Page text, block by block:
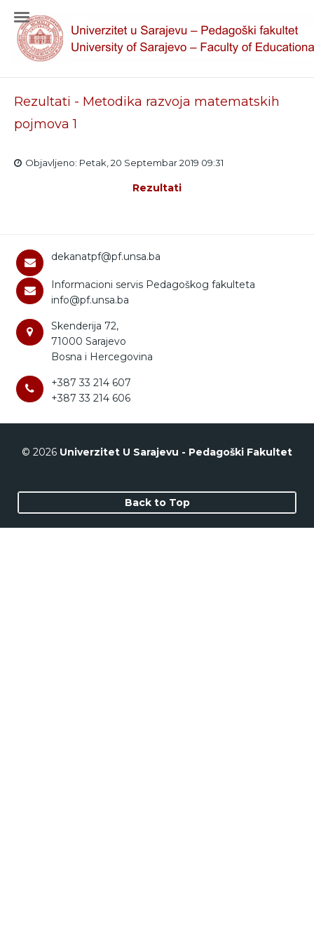
Rezultati - Metodika razvoja matematskih
pojmova 1
Objavljeno: Petak, 20 Septembar 2019 09:31
Rezultati
dekanatpf@pf.unsa.ba
Informacioni servis Pedagoškog fakulteta
info@pf.unsa.ba
Skenderija 72,
71000 Sarajevo
Bosna i Hercegovina
+387 33 214 607
+387 33 214 606
© 2026 Univerzitet U Sarajevu - Pedagoški Fakultet
Back to Top